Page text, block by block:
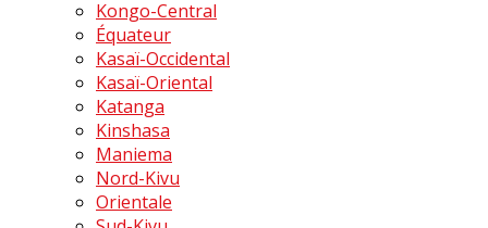
Kongo-Central
Équateur
Kasaï-Occidental
Kasaï-Oriental
Katanga
Kinshasa
Maniema
Nord-Kivu
Orientale